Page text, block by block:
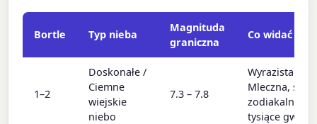
Bortle Typ nieba
Magnituda
graniczna
Co widać
1–2
Doskonałe /
Ciemne
wiejskie
niebo
7.3 – 7.8
Wyrazista
Mleczna,
zodiakalne,
tysiące gwiazd